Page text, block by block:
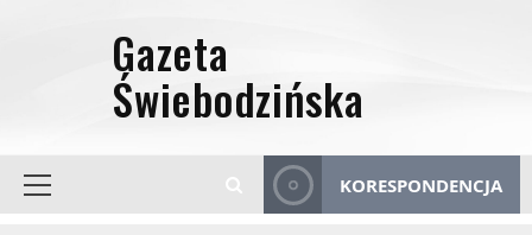
Menu
KORESPONDENCJA